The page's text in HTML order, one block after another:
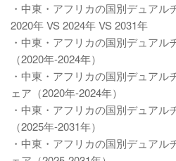
・中東・アフリカの国別デュアル
2020年 VS 2024年 VS 2031年
・中東・アフリカの国別デュアル
（2020年-2024年）
・中東・アフリカの国別デュアル
ェア（2020年-2024年）
・中東・アフリカの国別デュアル
（2025年-2031年）
・中東・アフリカの国別デュアル